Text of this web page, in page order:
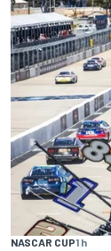
NASCAR CUP1 h